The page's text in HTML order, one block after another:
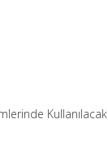
Kullanılacak